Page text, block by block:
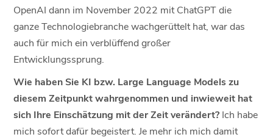
OpenAI dann im November 2022 mit ChatGPT die
ganze Technologiebranche wachgerüttelt hat, war das
auch für mich ein verblüffend großer
Entwicklungssprung.
Wie haben Sie KI bzw. Large Language Models zu
diesem Zeitpunkt wahrgenommen und inwieweit hat
sich Ihre Einschätzung mit der Zeit verändert? Ich habe
mich sofort dafür begeistert. Je mehr ich mich damit